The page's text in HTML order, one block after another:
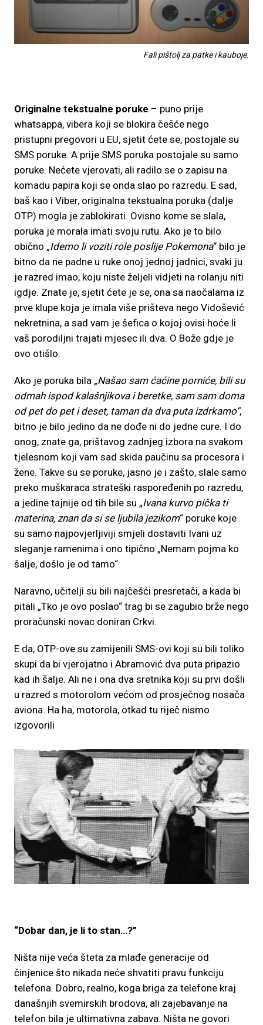
Fali pištolj za patke i kauboje.
Originalne tekstualne poruke – puno prije
whatsappa, vibera koji se blokira češće nego
pristupni pregovori u EU, sjetit ćete se, postojale su
SMS poruke. A prije SMS poruka postojale su samo
poruke. Nećete vjerovati, ali radilo se o zapisu na
komadu papira koji se onda slao po razredu. E sad,
baš kao i Viber, originalna tekstualna poruka (dalje
OTP) mogla je zablokirati. Ovisno kome se slala,
poruka je morala imati svoju rutu. Ako je to bilo
obično „Idemo li voziti role poslije Pokemona“ bilo je
bitno da ne padne u ruke onoj jednoj jadnici, svaki ju
je razred imao, koju niste željeli vidjeti na rolanju niti
igdje. Znate je, sjetit ćete je se, ona sa naočalama iz
prve klupe koja je imala više prišteva nego Vidošević
nekretnina, a sad vam je šefica o kojoj ovisi hoće li
vaš porodiljni trajati mjesec ili dva. O Bože gdje je
ovo otišlo.
Ako je poruka bila „Našao sam ćaćine porniće, bili su
odmah ispod kalašnjikova i beretke, sam sam doma
od pet do pet i deset, taman da dva puta izdrkamo“,
bitno je bilo jedino da ne dođe ni do jedne cure. I do
onog, znate ga, prištavog zadnjeg izbora na svakom
tjelesnom koji vam sad skida paučinu sa procesora i
žene. Takve su se poruke, jasno je i zašto, slale samo
preko muškaraca strateški raspoređenih po razredu,
a jedine tajnije od tih bile su „Ivana kurvo pička ti
materina, znan da si se ljubila jezikom“ poruke koje
su samo najpovjerljiviji smjeli dostaviti Ivani uz
sleganje ramenima i ono tipično „Nemam pojma ko
šalje, došlo je od tamo“
Naravno, učitelji su bili najčešći presretači, a kada bi
pitali „Tko je ovo poslao“ trag bi se zagubio brže nego
proračunski novac doniran Crkvi.
E da, OTP-ove su zamijenili SMS-ovi koji su bili toliko
skupi da bi vjerojatno i Abramović dva puta pripazio
kad ih šalje. Ali ne i ona dva sretnika koji su prvi došli
u razred s motorolom većom od prosječnog nosača
aviona. Ha ha, motorola, otkad tu riječ nismo
izgovorili
“Dobar dan, je li to stan…?”
Ništa nije veća šteta za mlađe generacije od
činjenice što nikada neće shvatiti pravu funkciju
telefona. Dobro, realno, koga briga za telefone kraj
današnjih svemirskih brodova, ali zajebavanje na
telefon bila je ultimativna zabava. Ništa ne govori